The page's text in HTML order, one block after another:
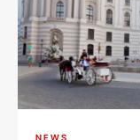
NEWS